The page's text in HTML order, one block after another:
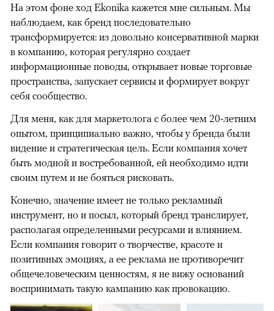
На этом фоне ход Ekonika кажется мне сильным. Мы
наблюдаем, как бренд последовательно
трансформируется: из довольно консервативной марки
в компанию, которая регулярно создает
информационные поводы, открывает новые торговые
пространства, запускает сервисы и формирует вокруг
себя сообщество.
Для меня, как для маркетолога с более чем 20-летним
опытом, принципиально важно, чтобы у бренда были
видение и стратегическая цель. Если компания хочет
быть модной и востребованной, ей необходимо идти
своим путем и не бояться рисковать.
Конечно, значение имеет не только рекламный
инструмент, но и посыл, который бренд транслирует,
располагая определенными ресурсами и влиянием.
Если компания говорит о творчестве, красоте и
позитивных эмоциях, а ее реклама не противоречит
общечеловеческим ценностям, я не вижу оснований
воспринимать такую кампанию как провокацию.